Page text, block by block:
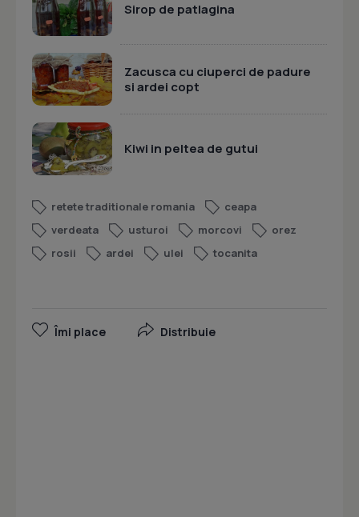
Sirop de patlagina
Zacusca cu ciuperci de padure
si ardei copt
Kiwi in peltea de gutui
retete traditionale romania
ceapa
verdeata
usturoi morcovi
orez
rosii
ardei ulei tocanita
Îmi place Distribuie